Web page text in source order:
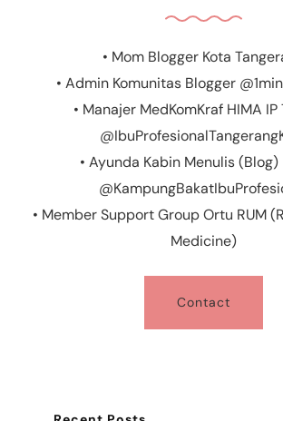
• Mom Blogger Kota
• Admin Komunitas Blogger
• Manajer MedKomKraf HIMA IP
• Ayunda Kabin Menulis (Blog)
• Member Support Group Ortu RUM
Medicine)
Contact